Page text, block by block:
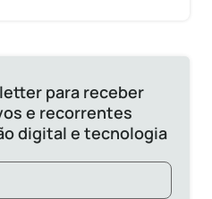
para receber
e recorrentes
digital e tecnologia